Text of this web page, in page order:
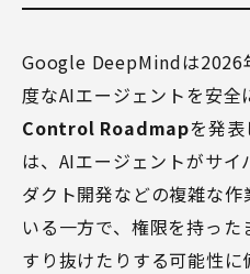
Google DeepMindは2026
度なAIエージェントを安全
Control Roadmapを発
は、AIエージェントがサ
ダクト開発などの複雑な
いる一方で、権限を持っ
すり抜けたりする可能性